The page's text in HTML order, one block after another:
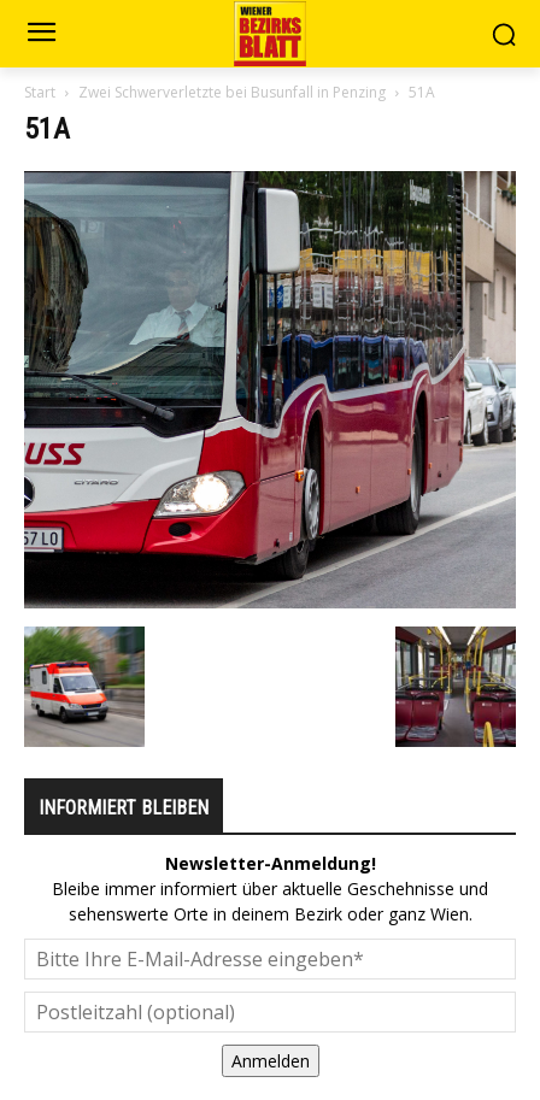
Start Zwei Schwerverletzte bei Busunfall in Penzing 51A
51A
INFORMIERT BLEIBEN
Newsletter-Anmeldung!
Bleibe immer informiert über aktuelle Geschehnisse und
sehenswerte Orte in deinem Bezirk oder ganz Wien.
Anmelden